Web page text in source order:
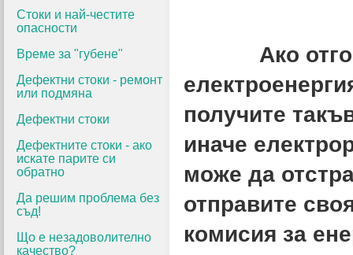
Стоки и най-честите
опасности
Време за "губене"
Дефектни стоки - ремонт
или подмяна
Дефектни стоки
Дефектните стоки - ако
искате парите си
обратно
Да решим проблема без
съд!
Що е незадоволително
качество?
Ако
получите
иначе
може да
отправите
комисия за